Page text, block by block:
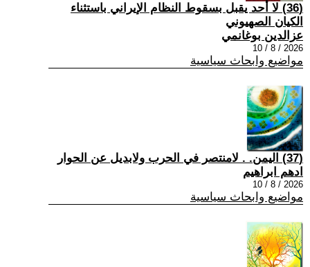
(36) لا أحد يقبل بسقوط النظام الإيراني باستثناء
الكيان الصهيوني
عزالدين بوغانمي
2026 / 8 / 10
مواضيع وابحاث سياسية
(37) اليمن. . لامنتصر في الحرب ولابديل عن الحوار
ادهم ابراهيم
2026 / 8 / 10
مواضيع وابحاث سياسية